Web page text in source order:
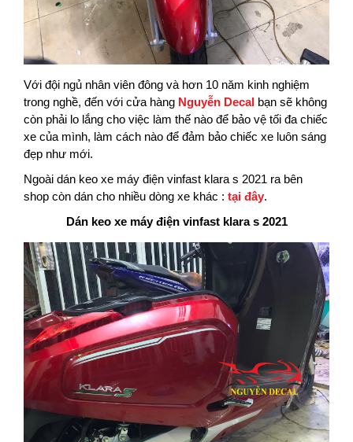
Với đội ngủ nhân viên đông và hơn 10 năm kinh nghiệm
trong nghề, đến với cửa hàng Nguyễn Decal bạn sẽ không
còn phải lo lắng cho việc làm thế nào để bảo vệ tối đa chiếc
xe của mình, làm cách nào để đảm bảo chiếc xe luôn sáng
đẹp như mới.
Ngoài dán keo xe máy điện vinfast klara s 2021 ra bên
shop còn dán cho nhiều dòng xe khác : tại đây.
Dán keo xe máy điện vinfast klara s 2021